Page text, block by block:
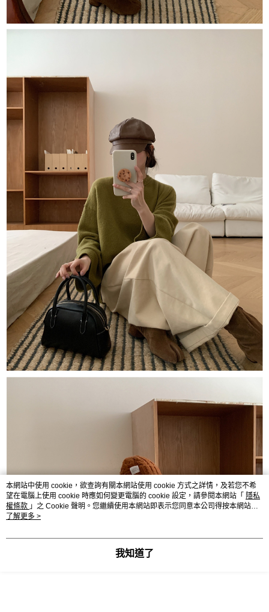
本網站中使用 cookie，欲查詢有關本網站使用 cookie 方式之詳情，及若您不希
望在電腦上使用 cookie 時應如何變更電腦的 cookie 設定，請參閱本網站「 隱私
權條款 」之 Cookie 聲明。您繼續使用本網站即表示您同意本公司得按本網站使
用條款之 Cookie 聲明使用 cookie。
了解更多 >
我知道了